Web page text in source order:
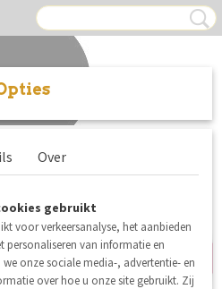
5% korting
Over
gebruikt
voor verkeersanalyse, het aanbieden
personaliseren van informatie en
onze sociale media-, advertentie- en
over hoe u onze site gebruikt. Zij